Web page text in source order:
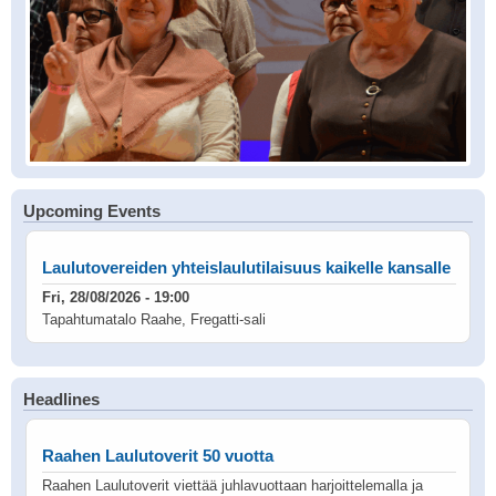
Upcoming Events
Laulutovereiden yhteislaulutilaisuus kaikelle kansalle
Fri, 28/08/2026 - 19:00
Tapahtumatalo Raahe, Fregatti-sali
Headlines
Raahen Laulutoverit 50 vuotta
Raahen Laulutoverit viettää juhlavuottaan harjoittelemalla ja